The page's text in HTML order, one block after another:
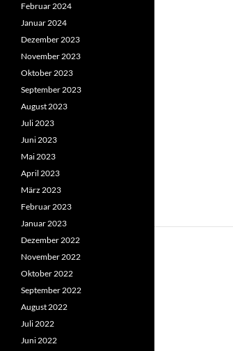
Februar 2024
Januar 2024
Dezember 2023
November 2023
Oktober 2023
September 2023
August 2023
Juli 2023
Juni 2023
Mai 2023
April 2023
März 2023
Februar 2023
Januar 2023
Dezember 2022
November 2022
Oktober 2022
September 2022
August 2022
Juli 2022
Juni 2022